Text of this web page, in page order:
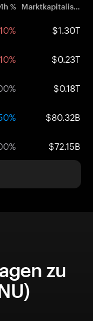
% Marktkapitalisierung
$1.30T
$0.23T
$0.18T
$80.32B
$72.15B
zu